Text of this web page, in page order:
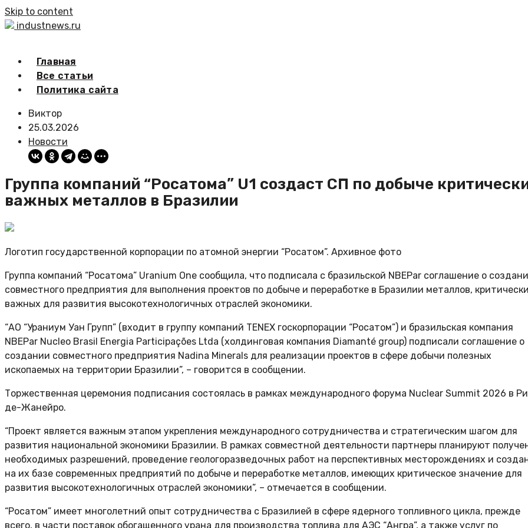
Skip to content
industnews.ru
Главная
Все статьи
Политика сайта
Виктор
25.03.2026
Новости
Группа компаний “Росатома” U1 создаст СП по добыче
важных металлов в Бразилии
Логотип государственной корпорации по атомной энергии “Росатом”. Архивное фото
Группа компаний “Росатома” Uranium One сообщила, что подписала с бразильской NBEPar соглашение о
совместного предприятия для выполнения проектов по добыче и переработке в Бразилии металлов, критически
важных для развития высокотехнологичных отраслей экономики.
“АО “Ураниум Уан Групп” (входит в группу компаний TENEX госкорпорации “Росатом”) и бразильская компания
NBEPar Nucleo Brasil Energia Participações Ltda (холдинговая компания Diamanté group) подписали соглашение о
создании совместного предприятия Nadina Minerals для реализации проектов в сфере добычи полезных
ископаемых на территории Бразилии”, – говорится в сообщении.
Торжественная церемония подписания состоялась в рамках международного форума Nuclear Summit 2026 в
де-Жанейро.
“Проект является важным этапом укрепления международного сотрудничества и стратегическим шагом для
развития национальной экономики Бразилии. В рамках совместной деятельности партнеры планируют
необходимых разрешений, проведение геологоразведочных работ на перспективных месторождениях и
на их базе современных предприятий по добыче и переработке металлов, имеющих критическое значение для
развития высокотехнологичных отраслей экономики”, – отмечается в сообщении.
“Росатом” имеет многолетний опыт сотрудничества с Бразилией в сфере ядерного топливного цикла, прежде
всего, в части поставок обогащенного урана для производства топлива для АЭС “Ангра”, а также услуг по